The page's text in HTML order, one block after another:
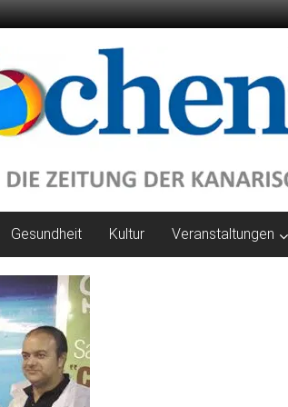
Gesundheit Kultur Veranstaltungen